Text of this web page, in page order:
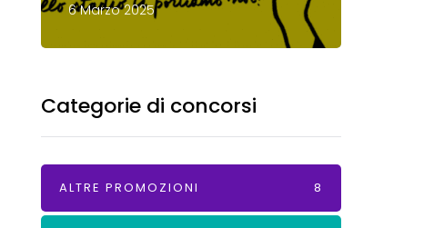
6 Marzo 2025
Categorie di concorsi
ALTRE PROMOZIONI 8